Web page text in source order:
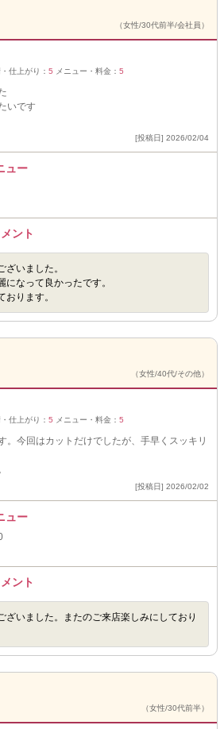
（女性/30代前半/会社員）
仕上がり： 5 メニュー・料金： 5
いです
[投稿日] 2026/02/04
ュー
ント
いました。
なって良かったです。
おります。
（女性/40代/その他）
仕上がり： 5 メニュー・料金： 5
。今回はカットだけでしたが、手早くスッキリ
[投稿日] 2026/02/02
ュー
ント
ざいました。またのご来店楽しみにしており
（女性/30代前半）